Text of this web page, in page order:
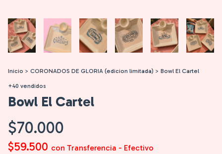
Inicio > CORONADOS DE GLORIA (edicion limitada) > Bowl El Cartel
+40 vendidos
Bowl El Cartel
$70.000
$59.500 con Transferencia - Efectivo